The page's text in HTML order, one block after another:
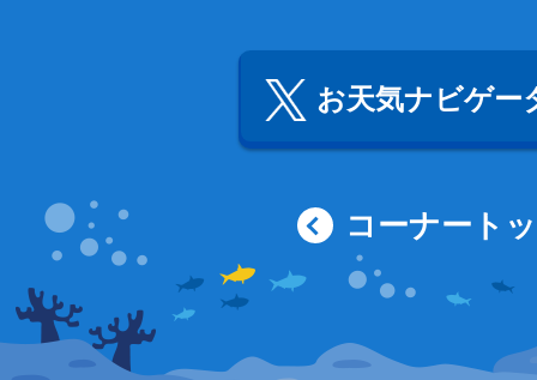
お天気ナビゲー
コーナート